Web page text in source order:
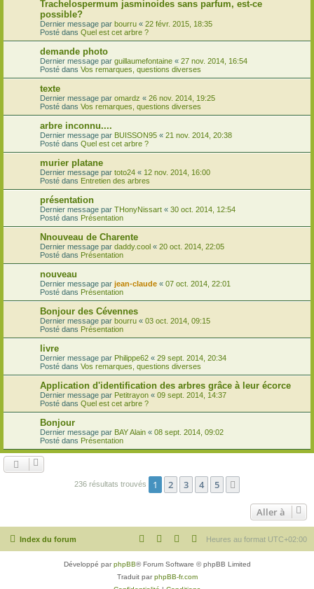
Trachelospermum jasminoides sans parfum, est-ce
possible?
Dernier message par bourru « 22 févr. 2015, 18:35
Posté dans Quel est cet arbre ?
demande photo
Dernier message par guillaumefontaine « 27 nov. 2014, 16:54
Posté dans Vos remarques, questions diverses
texte
Dernier message par omardz « 26 nov. 2014, 19:25
Posté dans Vos remarques, questions diverses
arbre inconnu....
Dernier message par BUISSON95 « 21 nov. 2014, 20:38
Posté dans Quel est cet arbre ?
murier platane
Dernier message par toto24 « 12 nov. 2014, 16:00
Posté dans Entretien des arbres
présentation
Dernier message par THonyNissart « 30 oct. 2014, 12:54
Posté dans Présentation
Nnouveau de Charente
Dernier message par daddy.cool « 20 oct. 2014, 22:05
Posté dans Présentation
nouveau
Dernier message par jean-claude « 07 oct. 2014, 22:01
Posté dans Présentation
Bonjour des Cévennes
Dernier message par bourru « 03 oct. 2014, 09:15
Posté dans Présentation
livre
Dernier message par Philippe62 « 29 sept. 2014, 20:34
Posté dans Vos remarques, questions diverses
Application d'identification des arbres grâce à leur écorce
Dernier message par Petitrayon « 09 sept. 2014, 14:37
Posté dans Quel est cet arbre ?
Bonjour
Dernier message par BAY Alain « 08 sept. 2014, 09:02
Posté dans Présentation
236 résultats trouvés 1 2 3 4 5
Aller à
Index du forum Heures au format UTC+02:00
Développé parphpBB® Forum Software © phpBB Limited
Traduit parphpBB-fr.com